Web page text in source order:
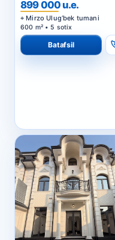
899 000 u.e.
Mirzo Ulug‘bek tumani
600 m² • 5 sotix
Batafsil